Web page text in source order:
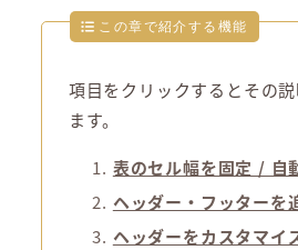
この章で紹介する機能
項目をクリックするとその
ます。
表のセル幅を固定 / 自
ヘッダー・フッターを
ヘッダーをカスタマイ